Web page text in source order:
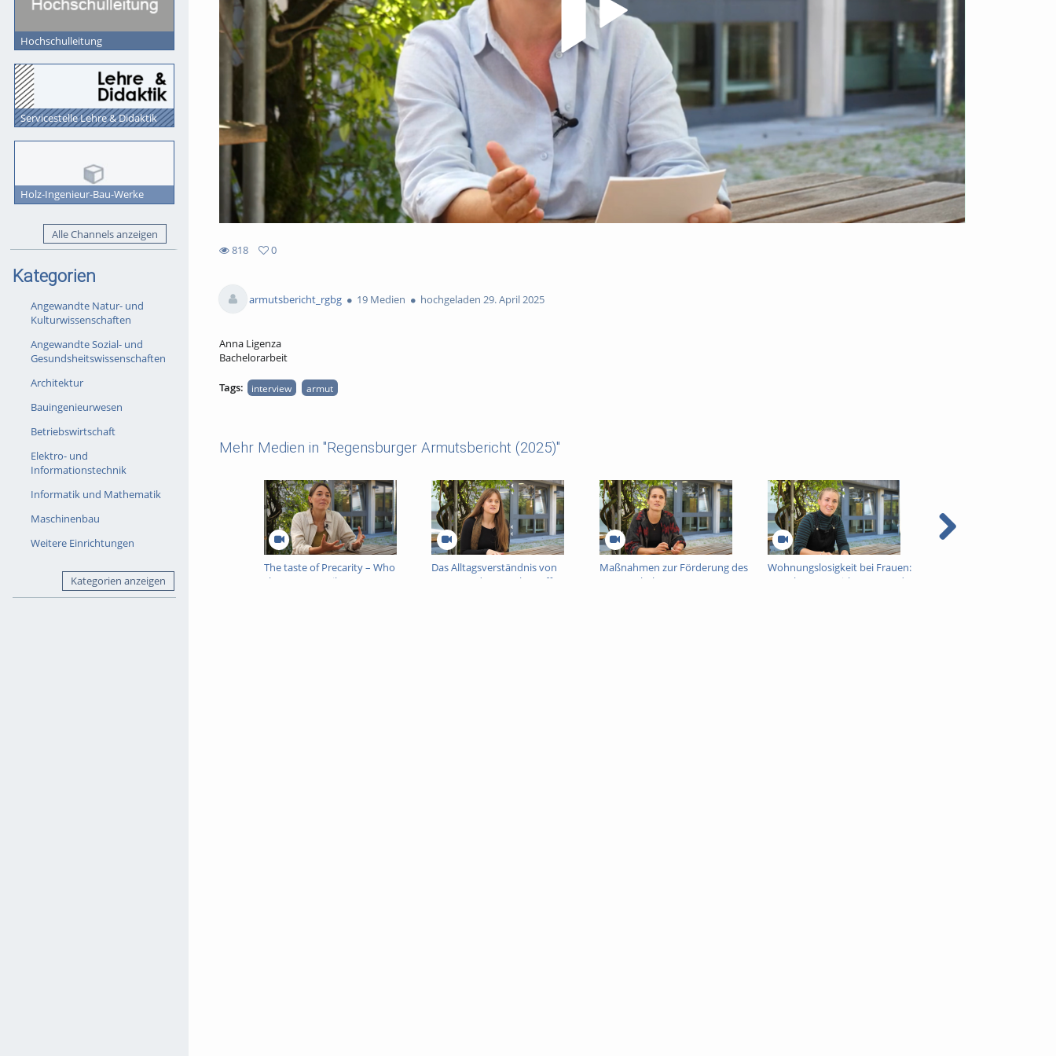
Hochschulleitung
Servicestelle Lehre & Didaktik
Holz-Ingenieur-Bau-Werke
Alle Channels anzeigen
Kategorien
Angewandte Natur- und
Kulturwissenschaften
Angewandte Sozial- und
Gesundsheitswissenschaften
Architektur
Bauingenieurwesen
Betriebswirtschaft
Elektro- und
Informationstechnik
Informatik und Mathematik
Maschinenbau
Weitere Einrichtungen
Kategorien anzeigen
818
views
0
armutsbericht_rgbg
19 Medien hochgeladen 29. April 2025
Anna Ligenza
Bachelorarbeit
Tags: interview armut
Mehr Medien in "Regensburger Armutsbericht (2025)"
The taste of Precarity – Who
cleans „our” toilets?
Das Alltagsverständnis von
Armut und Armutsbetroffenen
Maßnahmen zur Förderung des
Sportverhaltens
Wohnungslosigkeit bei Frauen:
Ursachen, Auswirkungen und